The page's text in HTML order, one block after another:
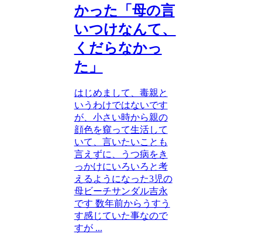
かった「母の言
いつけなんて、
くだらなかっ
た」
はじめまして、毒親と
いうわけではないです
が、小さい時から親の
顔色を窺って生活して
いて、言いたいことも
言えずに、うつ病をき
っかけにいろいろと考
えるようになった3児の
母ビーチサンダル吉永
です 数年前からうすう
す感じていた事なので
すが ...